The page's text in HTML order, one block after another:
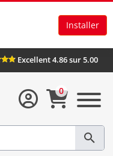
Installer
Excellent 4.86 sur
0